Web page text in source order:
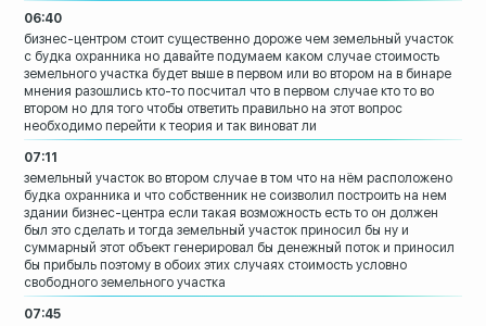
06:40
бизнес-центром стоит существенно дороже чем земельный участок
с будка охранника но давайте подумаем каком случае стоимость
земельного участка будет выше в первом или во втором на в бинаре
мнения разошлись кто-то посчитал что в первом случае кто то во
втором но для того чтобы ответить правильно на этот вопрос
необходимо перейти к теория и так виноват ли
07:11
земельный участок во втором случае в том что на нём расположено
будка охранника и что собственник не соизволил построить на нем
здании бизнес-центра если такая возможность есть то он должен
был это сделать и тогда земельный участок приносил бы ну и
суммарный этот объект генерировал бы денежный поток и приносил
бы прибыль поэтому в обоих этих случаях стоимость условно
свободного земельного участка
07:45